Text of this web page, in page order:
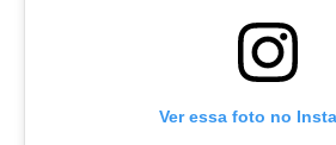
Ver essa foto no